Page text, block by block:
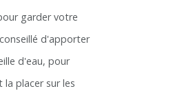
garder votre
d'apporter
d'eau, pour
placer sur les